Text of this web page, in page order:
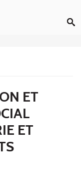
ET
ET